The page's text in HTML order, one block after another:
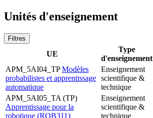
Unités d'enseignement
Filtres
UE
Type
d'enseignement
APM_5AI04_TP Modèles
probabilistes et apprentissage
automatique
Enseignement
scientifique &
technique
APM_5AI05_TA (TP)
Apprentissage pour la
robotique (ROB311)
Enseignement
scientifique &
technique